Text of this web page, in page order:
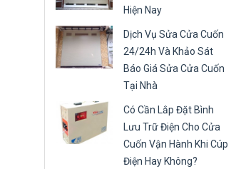
Hiện Nay
Dịch Vụ Sửa Cửa Cuốn
24/24h Và Khảo Sát
Báo Giá Sửa Cửa Cuốn
Tại Nhà
Có Cần Lắp Đặt Bình
Lưu Trữ Điện Cho Cửa
Cuốn Vận Hành Khi Cúp
Điện Hay Không?